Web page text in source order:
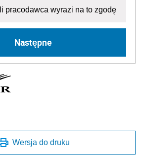
pracodawca wyrazi na to zgodę
Następne
Wersja do druku